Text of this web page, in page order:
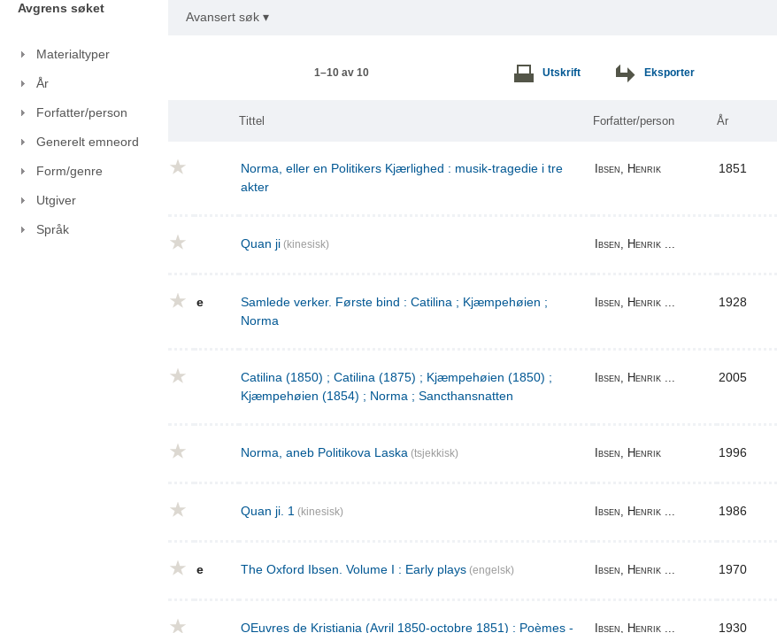
Avgrens søket
Materialtyper
År
Forfatter/person
Generelt emneord
Form/genre
Utgiver
Språk
Avansert søk ▾
1–10 av 10 Utskrift Eksporter
Tittel Forfatter/person År
Norma, eller en Politikers Kjærlighed : musik-tragedie i tre
akter
Ibsen, Henrik 1851
Quan ji (kinesisk) Ibsen, Henrik ...
e
Samlede verker. Første bind : Catilina ; Kjæmpehøien ;
Norma
Ibsen, Henrik ... 1928
Catilina (1850) ; Catilina (1875) ; Kjæmpehøien (1850) ;
Kjæmpehøien (1854) ; Norma ; Sancthansnatten
Ibsen, Henrik ... 2005
Norma, aneb Politikova Laska (tsjekkisk) Ibsen, Henrik 1996
Quan ji. 1 (kinesisk) Ibsen, Henrik ... 1986
e The Oxford Ibsen. Volume I : Early plays (engelsk) Ibsen, Henrik ... 1970
OEuvres de Kristiania (Avril 1850-octobre 1851) : Poèmes - Ibsen, Henrik ... 1930